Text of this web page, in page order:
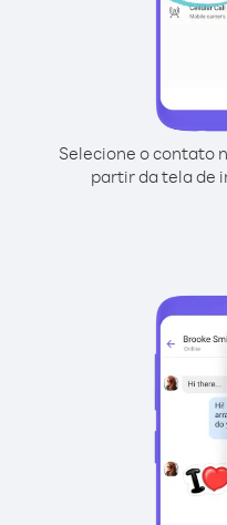
Selecione o contato
partir da tela de